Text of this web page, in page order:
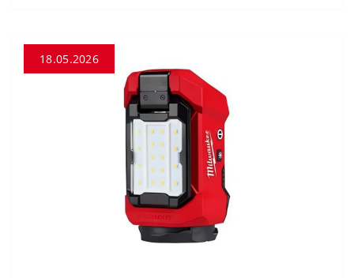
18.05.2026